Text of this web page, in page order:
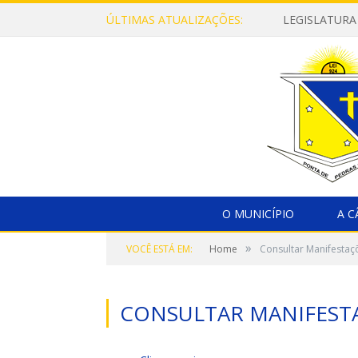
ÚLTIMAS ATUALIZAÇÕES:
O MUNICÍPIO A
VOCÊ ESTÁ EM: Home » Consultar
CONSULTAR